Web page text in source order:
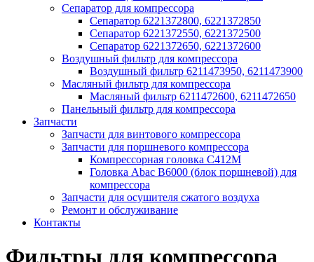
Сепаратор для компрессора
Сепаратор 6221372800, 6221372850
Сепаратор 6221372550, 6221372500
Сепаратор 6221372650, 6221372600
Воздушный фильтр для компрессора
Воздушный фильтр 6211473950, 6211473900
Масляный фильтр для компрессора
Масляный фильтр 6211472600, 6211472650
Панельный фильтр для компрессора
Запчасти
Запчасти для винтового компрессора
Запчасти для поршневого компрессора
Компрессорная головка С412М
Головка Abac B6000 (блок поршневой) для
компрессора
Запчасти для осушителя сжатого воздуха
Ремонт и обслуживание
Контакты
Фильтры для компрессора